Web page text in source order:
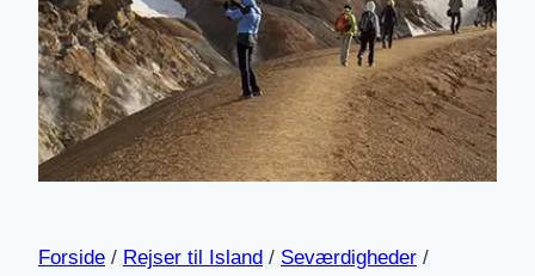
Forside / Rejser til Island / Seværdigheder /